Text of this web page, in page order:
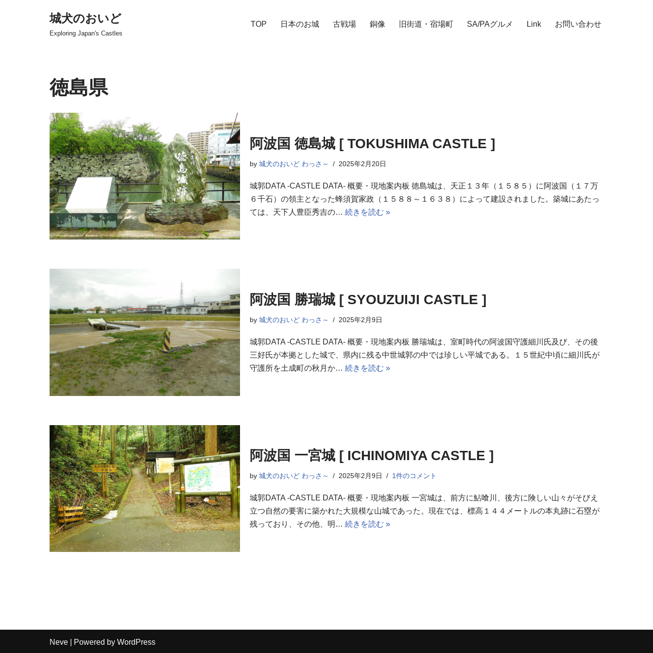
城犬のおいど
Exploring Japan's Castles
TOP 日本のお城 古戦場 銅像 旧街道・宿場町 SA/PAグルメ Link お問い合わせ
徳島県
阿波国 徳島城 [ TOKUSHIMA CASTLE ]
by 城犬のおいど わっさ～ 2025年2月20日
城郭DATA -CASTLE DATA- 概要・現地案内板 徳島城は、天正１３年（１５８５）に阿波国（１７万
６千石）の領主となった蜂須賀家政（１５８８～１６３８）によって建設されました。築城にあたっ
ては、天下人豊臣秀吉の… 続きを読む »
阿波国 勝瑞城 [ SYOUZUIJI CASTLE ]
by 城犬のおいど わっさ～ 2025年2月9日
城郭DATA -CASTLE DATA- 概要・現地案内板 勝瑞城は、室町時代の阿波国守護細川氏及び、その後
三好氏が本拠とした城で、県内に残る中世城郭の中では珍しい平城である。１５世紀中頃に細川氏が
守護所を土成町の秋月か… 続きを読む »
阿波国 一宮城 [ ICHINOMIYA CASTLE ]
by 城犬のおいど わっさ～ 2025年2月9日 1件のコメント
城郭DATA -CASTLE DATA- 概要・現地案内板 一宮城は、前方に鮎喰川、後方に険しい山々がそびえ
立つ自然の要害に築かれた大規模な山城であった。現在では、標高１４４メートルの本丸跡に石塁が
残っており、その他、明… 続きを読む »
Neve | Powered by WordPress